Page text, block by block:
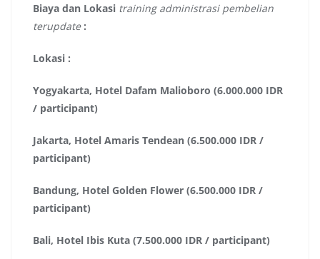
Biaya dan Lokasi training administrasi pembelian
terupdate :
Lokasi :
Yogyakarta, Hotel Dafam Malioboro (6.000.000 IDR
/ participant)
Jakarta, Hotel Amaris Tendean (6.500.000 IDR /
participant)
Bandung, Hotel Golden Flower (6.500.000 IDR /
participant)
Bali, Hotel Ibis Kuta (7.500.000 IDR / participant)